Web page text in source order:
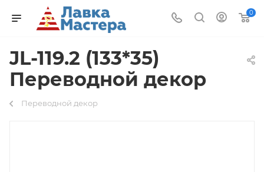
0
JL-119.2 (133*35)
Переводной декор
Переводной декор